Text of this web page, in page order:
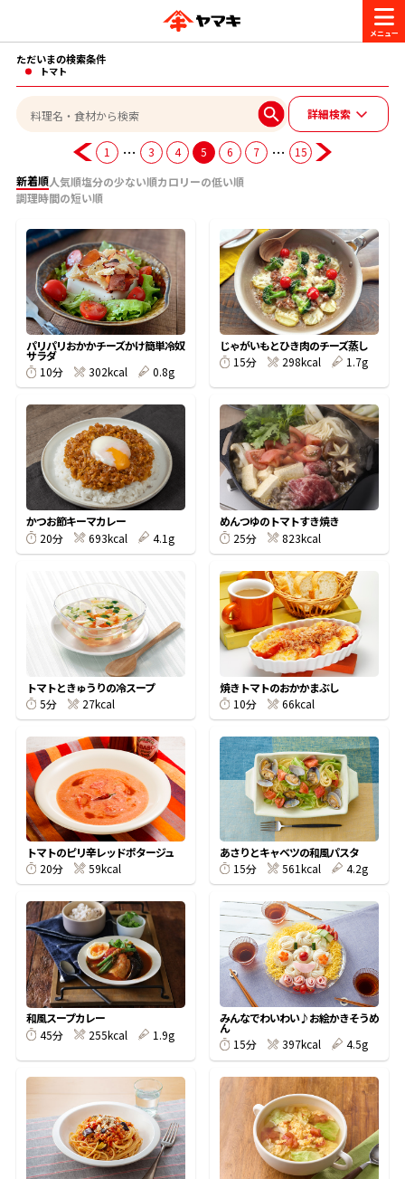
商品情報
ブランド一覧
ヤマキ『めんつゆ』 ヤマキ 割烹白だし
旨さ、別格。だし屋の鍋 韓福善シリーズ
サッと鍋® 楽チン鍋®
楽チン屋® ストレートつゆ
新鮮一番 『氷熟®』
レシピ
おいしいレシピを探す
おいしいレシピトップ
主食レシピ
主菜レシピ
汁物レシピ
時短レシピ
おいしいレシピを商品から探す
かつお節レシピ
めんつゆレシピ
割烹白だしレシピ
レシピ特設サイト
割烹白だしレシピ特集
だし巻き卵特集
かつおだしが決め手！簡単茶碗蒸し
かつお節・だしを楽しむ
かつお節・だしを知る
だしの取り方
かつお節の削り方
かつお節・だしをもっと知る
ヤマキ かつお節プラス®
かつお節・だしを楽しむ
だしコミュ
CM・キャンペーン
キャンペーン一覧
企業・採用情報
企業情報
- 百年対話
- ヤマキ かつお節プラス®
採用情報
お問い合わせ
ヤマキお客様相談室
オンラインショップ
コミュニティサイト
Global
ただいまの検索条件
トマト
詳細検索
1 … 3 4 5 6 7 …
15
新着順人気順塩分の少ない順カロリーの低い順
調理時間の短い順
パリパリおかかチーズかけ簡単冷奴
サラダ
10分
302kcal 0.8g
じゃがいもとひき肉のチーズ蒸し
15分
298kcal 1.7g
かつお節キーマカレー
20分
693kcal 4.1g
めんつゆのトマトすき焼き
25分
823kcal
トマトときゅうりの冷スープ
5分
27kcal
焼きトマトのおかかまぶし
10分
66kcal
トマトのピリ辛レッドポタージュ
20分
59kcal
あさりとキャベツの和風パスタ
15分
561kcal 4.2g
和風スープカレー
45分
255kcal 1.9g
みんなでわいわい♪お絵かきそうめ
ん
15分
397kcal 4.5g